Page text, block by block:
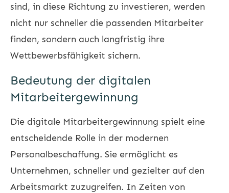
sind, in diese Richtung zu investieren, werden
nicht nur schneller die passenden Mitarbeiter
finden, sondern auch langfristig ihre
Wettbewerbsfähigkeit sichern.
Bedeutung der digitalen
Mitarbeitergewinnung
Die digitale Mitarbeitergewinnung spielt eine
entscheidende Rolle in der modernen
Personalbeschaffung. Sie ermöglicht es
Unternehmen, schneller und gezielter auf den
Arbeitsmarkt zuzugreifen. In Zeiten von